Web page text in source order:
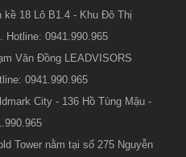
kề 18 Lô B1.4 - Khu Đô Thị
Hotline: 0941.990.965
Văn Đồng LEADVISORS
0941.990.965
City - 136 Hồ Tùng Mậu -
Tower nằm tại số 275 Nguyễn